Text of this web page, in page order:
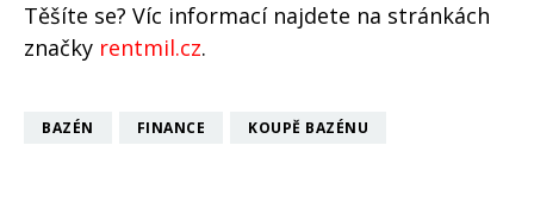
Těšíte se? Víc informací najdete na stránkách
značky rentmil.cz.
BAZÉN FINANCE KOUPĚ BAZÉNU